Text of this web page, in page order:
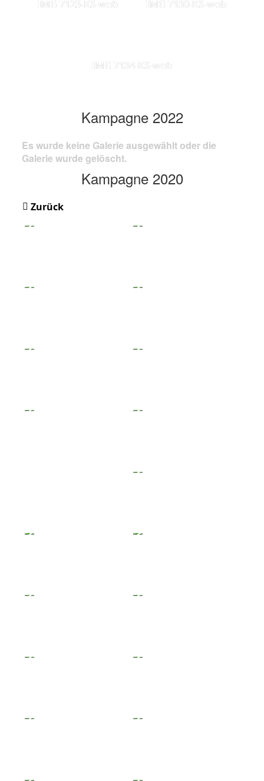
IMG 7123-KS-web IMG 7130-KS-web
IMG 7134-KS-web
Kampagne 2022
Es wurde keine Galerie ausgewählt oder die
Galerie wurde gelöscht.
Kampagne 2020
Zurück